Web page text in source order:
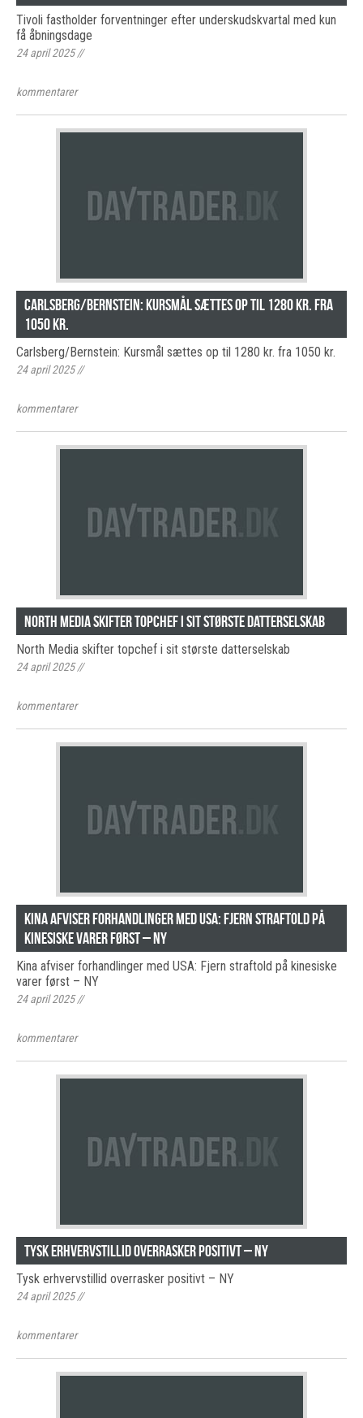
Tivoli fastholder forventninger efter underskudskvartal med kun
få åbningsdage
24 april 2025//
kommentarer
Carlsberg/Bernstein: Kursmål sættes op til 1280 kr. fra
1050 kr.
Carlsberg/Bernstein: Kursmål sættes op til 1280 kr. fra 1050 kr.
24 april 2025//
kommentarer
North Media skifter topchef i sit største datterselskab
North Media skifter topchef i sit største datterselskab
24 april 2025//
kommentarer
Kina afviser forhandlinger med USA: Fjern straftold på
kinesiske varer først – NY
Kina afviser forhandlinger med USA: Fjern straftold på kinesiske
varer først – NY
24 april 2025//
kommentarer
Tysk erhvervstillid overrasker positivt – NY
Tysk erhvervstillid overrasker positivt – NY
24 april 2025//
kommentarer